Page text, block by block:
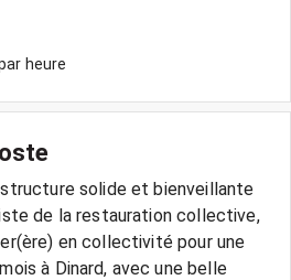
heure
structure solide et bienveillante
de la restauration collective,
en collectivité pour une
à Dinard, avec une belle